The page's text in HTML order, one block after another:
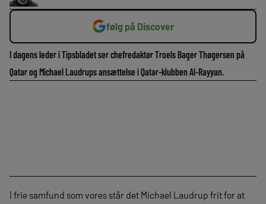
følg på Discover
I dagens leder i Tipsbladet ser chefredaktør Troels Bager Thøgersen på
Qatar og Michael Laudrups ansættelse i Qatar-klubben Al-Rayyan.
I frie samfund som vores står det Michael Laudrup frit for at